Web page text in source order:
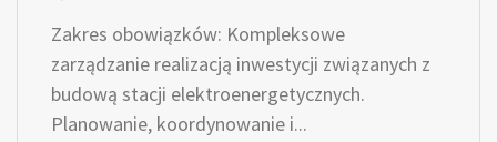
Zakres obowiązków: Kompleksowe
zarządzanie realizacją inwestycji związanych z
budową stacji elektroenergetycznych.
Planowanie, koordynowanie i...